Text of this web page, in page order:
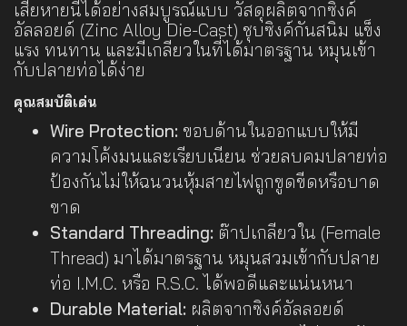
เสียหายนี้ได้อย่างสมบูรณ์แบบ วัสดุผลิตจากซิงค์
อัลลอยด์ (Zinc Alloy Die-Cast) ชุบซิงค์กันสนิม แข็ง
แรง ทนทาน และมีเกลียวในที่ได้มาตรฐาน หมุนเข้า
กับปลายท่อได้ง่าย
คุณสมบัติเด่น
Wire Protection: ขอบด้านในออกแบบให้มี
ความโค้งมนและเรียบเนียน ช่วยลบคมปลายท่อ
ป้องกันไม่ให้ฉนวนหุ้มสายไฟถูกขูดขีดหรือบาด
ขาด
Standard Threading: ต๊าปเกลียวใน (Female
Thread) มาได้มาตรฐาน หมุนสวมเข้ากับปลาย
ท่อ I.M.C. หรือ R.S.C. ได้พอดีและแน่นหนา
Durable Material: ผลิตจากซิงค์อัลลอยด์